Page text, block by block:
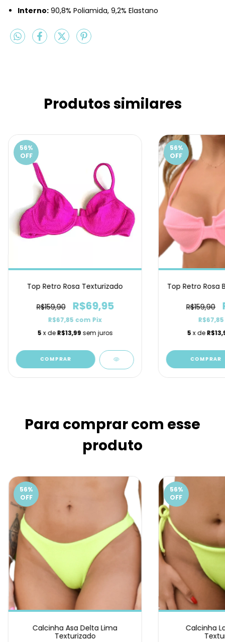
Interno: 90,8% Poliamida, 9,2% Elastano
Produtos similares
56%
OFF
Top Retro Rosa Texturizado
R$159,90 R$69,95
R$67,85 com Pix
5x deR$13,99 sem juros
COMPRAR
56%
OFF
Top Retro Rosa
R$159,90
R$67,85
5 x de
COMPRAR
Para comprar com esse
produto
56%
OFF
Calcinha Asa Delta Lima
Texturizado
56%
OFF
Calcinha